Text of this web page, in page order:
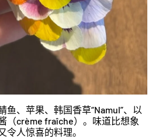
鱼、苹果、韩国香草“Namul”、以
（crème fraîche）。味道比想象
令人惊喜的料理。